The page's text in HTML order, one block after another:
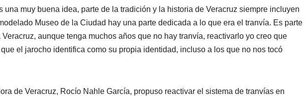
una muy buena idea, parte de la tradición y la historia de Veracruz siempre incluyen
Museo de la Ciudad hay una parte dedicada a lo que era el tranvía. Es parte
aunque tenga muchos años que no hay tranvía, reactivarlo yo creo que
el jarocho identifica como su propia identidad, incluso a los que no nos tocó
de Veracruz, Rocío Nahle García, propuso reactivar el sistema de tranvías en